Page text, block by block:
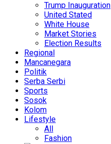
Trump Inauguration
United Stated
White House
Market Stories
Election Results
Regional
Mancanegara
Politik
Serba Serbi
Sports
Sosok
Kolom
Lifestyle
All
Fashion